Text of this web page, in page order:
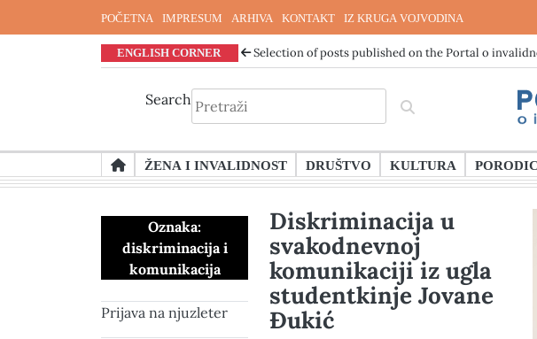
POČETNA IMPRESUM ARHIVA KONTAKT IZ KRUGA VOJVODINA
ENGLISH CORNER Selection of posts published on the Portal o
Search
to
content
ŽENA I INVALIDNOST DRUŠTVO KULTURA
Oznaka:
diskriminacija i
komunikacija
Prijava na njuzleter
Diskriminacija u
svakodnevnoj
komunikaciji iz ugla
studentkinje Jovane
Đukić